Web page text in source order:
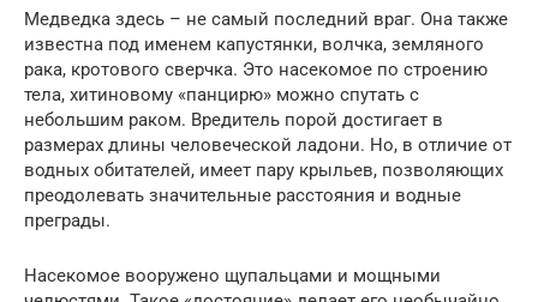
Медведка здесь – не самый последний враг. Она также
известна под именем капустянки, волчка, земляного
рака, кротового сверчка. Это насекомое по строению
тела, хитиновому «панцирю» можно спутать с
небольшим раком. Вредитель порой достигает в
размерах длины человеческой ладони. Но, в отличие от
водных обитателей, имеет пару крыльев, позволяющих
преодолевать значительные расстояния и водные
преграды.
Насекомое вооружено щупальцами и мощными